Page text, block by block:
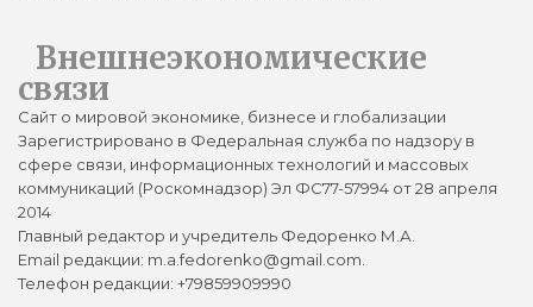
Внешнеэкономические
связи
Сайт о мировой экономике, бизнесе и глобализации
Зарегистрировано в Федеральная служба по надзору в
сфере связи, информационных технологий и массовых
коммуникаций (Роскомнадзор) Эл ФС77-57994 от 28 апреля
2014
Главный редактор и учредитель Федоренко М.А.
Email редакции: m.a.fedorenko@gmail.com.
Телефон редакции: +79859909990